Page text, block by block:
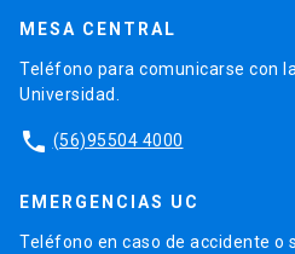
MESA CENTRAL
Teléfono para comunicarse con
Universidad.
phone (56)95504 4000
EMERGENCIAS UC
Teléfono en caso de accidente o